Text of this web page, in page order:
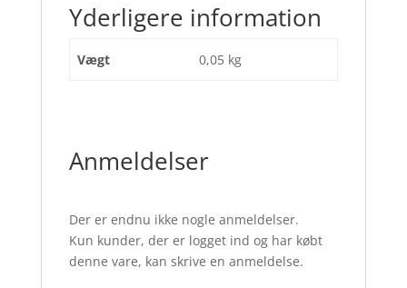
Yderligere information
Vægt 0,05 kg
Anmeldelser
Der er endnu ikke nogle anmeldelser.
Kun kunder, der er logget ind og har købt
denne vare, kan skrive en anmeldelse.